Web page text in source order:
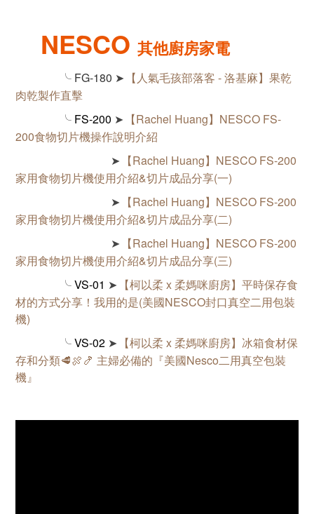
NESCO 其他廚房家電
╰ FG-180 ➤ 【人氣毛孩部落客 - 洛基麻】 果乾
肉乾製作直擊
╰ FS-200 ➤
【Rachel Huang】NESCO FS-
200食物切片機操作說明介紹
➤ 【Rachel Huang】 NESCO FS-200
家用食物切片機使用介紹&切片成品分享(一)
➤ 【Rachel Huang】 NESCO FS-200
家用食物切片機使用介紹&切片成品分享(二)
➤ 【Rachel Huang】 NESCO FS-200
家用食物切片機使用介紹&切片成品分享(三)
╰VS-01 ➤
【柯以柔 x 柔媽咪廚房】平時保存食
材的方式分享！我用的是(美國NESCO封口真空二用包裝
機)
╰VS-02 ➤
【柯以柔 x 柔媽咪廚房】冰箱食材保
存和分類🥩🍖🍤 主婦必備的『美國Nesco二用真空包裝
機』